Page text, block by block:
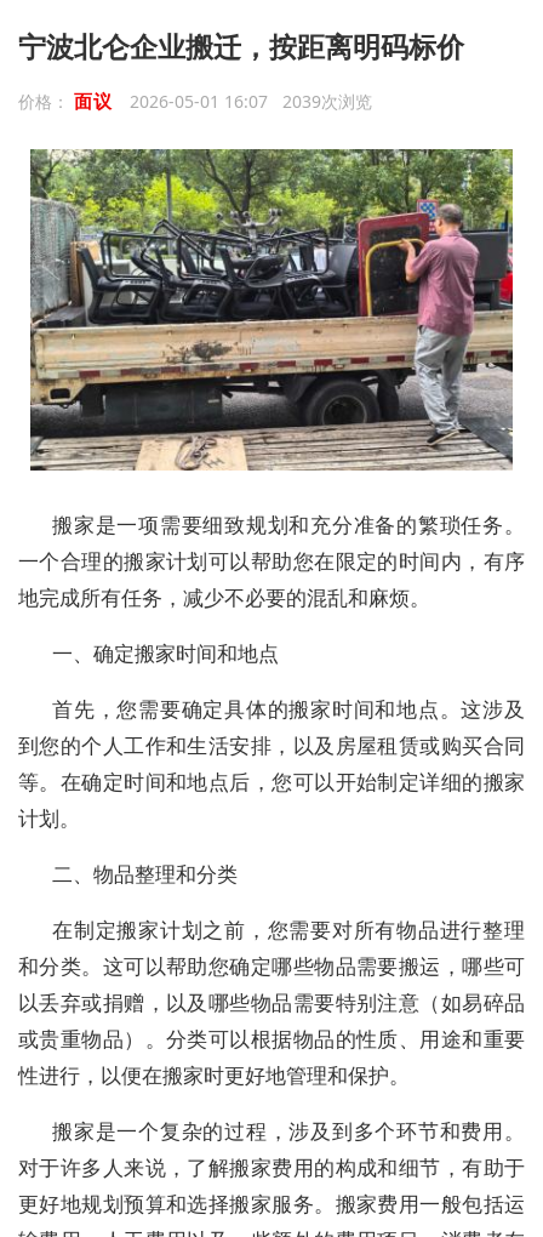
宁波北仑企业搬迁，按距离明码标价
价格： 面议 2026-05-01 16:07 2039次浏览
搬家是一项需要细致规划和充分准备的繁琐任务。
一个合理的搬家计划可以帮助您在限定的时间内，有序
地完成所有任务，减少不必要的混乱和麻烦。
一、确定搬家时间和地点
首先，您需要确定具体的搬家时间和地点。这涉及
到您的个人工作和生活安排，以及房屋租赁或购买合同
等。在确定时间和地点后，您可以开始制定详细的搬家
计划。
二、物品整理和分类
在制定搬家计划之前，您需要对所有物品进行整理
和分类。这可以帮助您确定哪些物品需要搬运，哪些可
以丢弃或捐赠，以及哪些物品需要特别注意（如易碎品
或贵重物品）。分类可以根据物品的性质、用途和重要
性进行，以便在搬家时更好地管理和保护。
搬家是一个复杂的过程，涉及到多个环节和费用。
对于许多人来说，了解搬家费用的构成和细节，有助于
更好地规划预算和选择搬家服务。搬家费用一般包括运